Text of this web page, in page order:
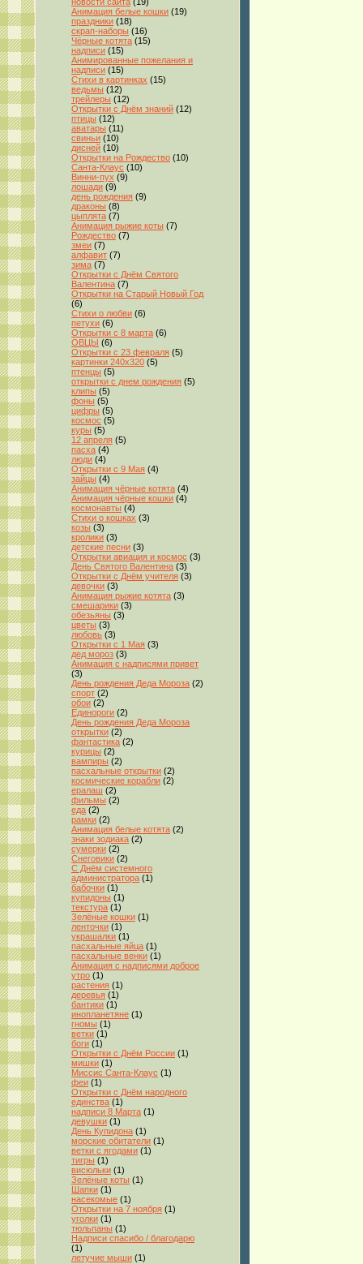
Анимация белые кошки (19)
праздники (18)
скрап-наборы (16)
Чёрные котята (15)
надписи (15)
Анимированные пожелания и
надписи (15)
Стихи в картинках (15)
ведьмы (12)
трейлеры (12)
Открытки с Днём знаний (12)
птицы (12)
аватары (11)
свиньи (10)
дисней (10)
Открытки на Рождество (10)
Санта-Клаус (10)
Винни-пух (9)
лошади (9)
день рождения (9)
драконы (8)
цыплята (7)
Анимация рыжие коты (7)
Рождество (7)
змеи (7)
алфавит (7)
зима (7)
Открытки с Днём Святого
Валентина (7)
Открытки на Старый Новый Год
(6)
Стихи о любви (6)
петухи (6)
Открытки с 8 марта (6)
ОВЦЫ (6)
Открытки с 23 февраля (5)
картинки 240x320 (5)
птенцы (5)
открытки с днем рождения (5)
клипы (5)
фоны (5)
цифры (5)
космос (5)
куры (5)
12 апреля (5)
пасха (4)
люди (4)
Открытки с 9 Мая (4)
зайцы (4)
Анимация чёрные котята (4)
Анимация чёрные кошки (4)
космонавты (4)
Стихи о кошках (3)
козы (3)
кролики (3)
детские песни (3)
Открытки авиация и космос (3)
День Святого Валентина (3)
Открытки с Днём учителя (3)
девочки (3)
Анимация рыжие котята (3)
смешарики (3)
обезьяны (3)
цветы (3)
любовь (3)
Открытки с 1 Мая (3)
дед мороз (3)
Анимация с надписями привет
(3)
День рождения Деда Мороза (2)
спорт (2)
обои (2)
Единороги (2)
День рождения Деда Мороза
открытки (2)
фантастика (2)
курицы (2)
вампиры (2)
пасхальные открытки (2)
космические корабли (2)
ералаш (2)
фильмы (2)
еда (2)
рамки (2)
Анимация белые котята (2)
знаки зодиака (2)
сумерки (2)
Снеговики (2)
С Днём системного
администратора (1)
бабочки (1)
купидоны (1)
текстура (1)
Зелёные кошки (1)
ленточки (1)
украшалки (1)
пасхальные яйца (1)
пасхальные венки (1)
Анимация с надписями доброе
утро (1)
растения (1)
деревья (1)
бантики (1)
инопланетяне (1)
гномы (1)
ветки (1)
боги (1)
Открытки с Днём России (1)
мишки (1)
Миссис Санта-Клаус (1)
феи (1)
Открытки с Днём народного
единства (1)
надписи 8 Марта (1)
девушки (1)
День Купидона (1)
морские обитатели (1)
ветки с ягодами (1)
тигры (1)
висюльки (1)
Зелёные коты (1)
Шапки (1)
насекомые (1)
Открытки на 7 ноября (1)
уголки (1)
тюльпаны (1)
Надписи спасибо / благодарю
(1)
летучие мыши (1)